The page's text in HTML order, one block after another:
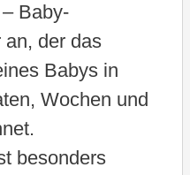
– Baby-
an, der das
Babys in
Wochen und
besonders